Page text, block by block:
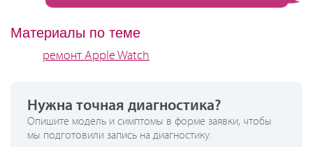
Материалы по теме
ремонт Apple Watch
Нужна точная диагностика?
Опишите модель и симптомы в форме заявки, чтобы
мы подготовили запись на диагностику.